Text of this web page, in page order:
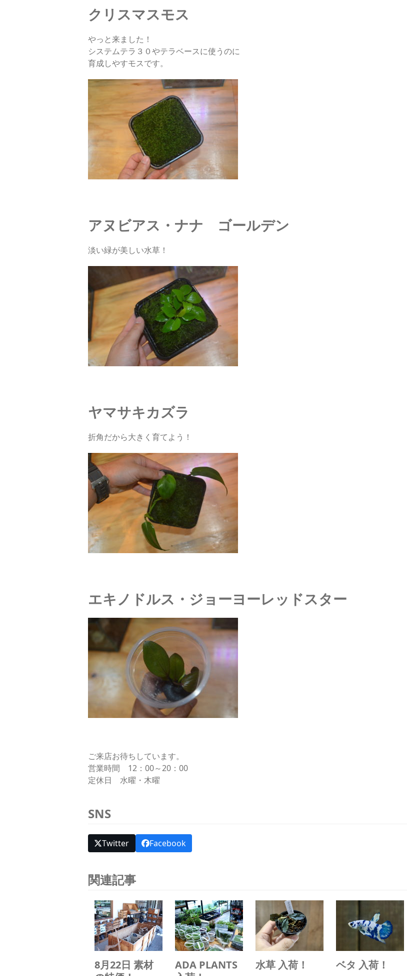
クリスマスモス
やっと来ました！
システムテラ３０やテラベースに使うのに
育成しやすモスです。
アヌビアス・ナナ ゴールデン
淡い緑が美しい水草！
ヤマサキカズラ
折角だから大きく育てよう！
エキノドルス・ジョーヨーレッドスター
ご来店お待ちしています。
営業時間 12：00～20：00
定休日 水曜・木曜
SNS
Twitter Facebook
関連記事
8月22日 素材
ADA PLANTS
水草 入荷！ ベタ 入荷！